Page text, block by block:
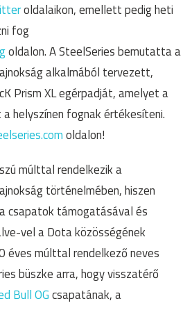
oldalaikon, emellett pedig heti
fog
oldalon. A SteelSeries bemutatta a
alkalmából tervezett,
Prism XL egérpadját, amelyet a
helyszínen fognak értékesíteni.
oldalon!
múlttal rendelkezik a
történelmében, hiszen
csapatok támogatásával és
vel a Dota közösségének
éves múlttal rendelkező neves
büszke arra, hogy visszatérő
Bull OGcsapatának, a